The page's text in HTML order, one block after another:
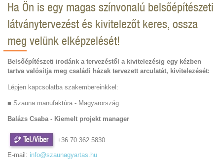
Ha Ön is egy magas színvonalú belsőépítészeti
látványtervezést és kivitelezőt keres, ossza
meg velünk elképzelését!
Belsőépítészeti irodánk a tervezéstől a kivitelezésig egy kézben
tartva valósítja meg családi házak tervezett arculatát, kivitelezését:
Lépjen kapcsolatba szakembereinkkel:
■ Szauna manufaktúra - Magyarország
Balázs Csaba - Kiemelt projekt manager
+36 70 362 5830
E-mail: info@szaunagyartas.hu